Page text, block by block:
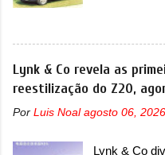
T200, que
Fastback. "A
picape, é
mercado
improvável
Strada fez.
começar
destacado
nosso
certeza foi
Chevrolet
ano também
Lynk & Co revela as
reestilização do Z20,
Por Luis Noal agosto 06, 2026
Lynk & Co